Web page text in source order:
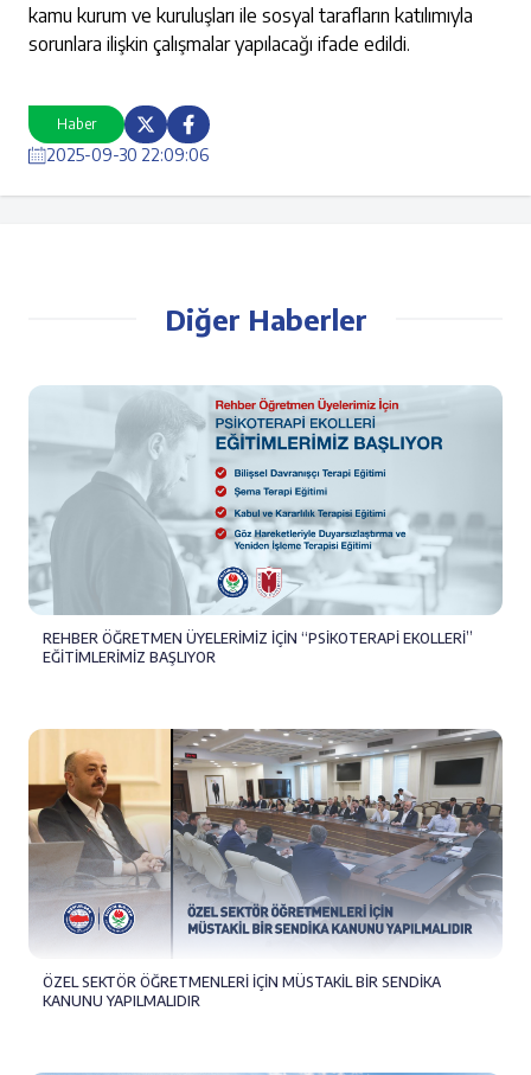
Haber
2025-09-30 22:09:06
kamu kurum ve kuruluşları ile sosyal tarafların katılımıyla
sorunlara ilişkin çalışmalar yapılacağı ifade edildi.
Diğer Haberler
REHBER ÖĞRETMEN ÜYELERİMİZ İÇİN “PSİKOTERAPİ EKOLLERİ”
EĞİTİMLERİMİZ BAŞLIYOR
ÖZEL SEKTÖR ÖĞRETMENLERİ İÇİN MÜSTAKİL BİR SENDİKA
KANUNU YAPILMALIDIR